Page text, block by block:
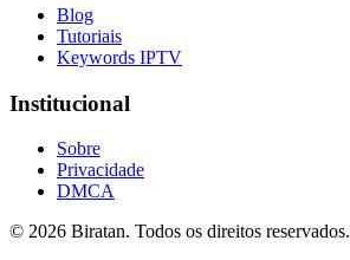
Blog
Tutoriais
Keywords IPTV
Institucional
Sobre
Privacidade
DMCA
© 2026 Biratan. Todos os direitos reservados.